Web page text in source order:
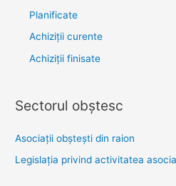
Planificate
Achiziții curente
Achiziții finisate
Sectorul obştesc
Asociaţii obşteşti din raion
Legislaţia privind activitatea